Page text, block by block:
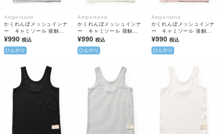
Ampersand
かくれんぼメッシュインナ
ー キャミソール 接触冷
感 抗菌防臭
¥990 税込
ひんやり
Ampersand
かくれんぼメッシュインナ
ー キャミソール 接触冷
感 抗菌防臭
¥990税込
ひんやり
Ampersand
かくれんぼメッシュインナ
ー キャミソール 接触冷
感 抗菌防臭
¥990 税込
ひんやり